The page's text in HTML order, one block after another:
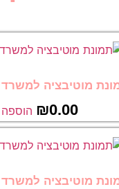
מוטיבציה למשרד
₪0.00 הוספה
מוטיבציה למשרד